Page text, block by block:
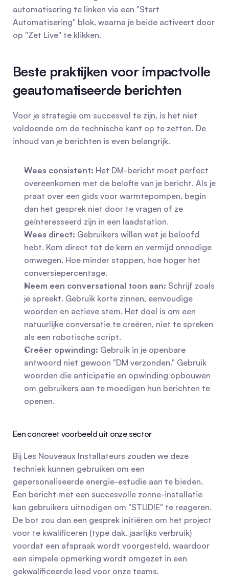
automatisering te linken via een "Start
Automatisering" blok, waarna je beide activeert door
op "Zet Live" te klikken.
Beste praktijken voor impactvolle
geautomatiseerde berichten
Voor je strategie om succesvol te zijn, is het niet
voldoende om de technische kant op te zetten. De
inhoud van je berichten is even belangrijk.
Wees consistent: Het DM-bericht moet perfect
overeenkomen met de belofte van je bericht. Als je
praat over een gids voor warmtepompen, begin
dan het gesprek niet door te vragen of ze
geïnteresseerd zijn in een laadstation.
Wees direct: Gebruikers willen wat je beloofd
hebt. Kom direct tot de kern en vermijd onnodige
omwegen. Hoe minder stappen, hoe hoger het
conversiepercentage.
Neem een conversational toon aan: Schrijf zoals
je spreekt. Gebruik korte zinnen, eenvoudige
woorden en actieve stem. Het doel is om een
natuurlijke conversatie te creëren, niet te spreken
als een robotische script.
Creëer opwinding: Gebruik in je openbare
antwoord niet gewoon "DM verzonden." Gebruik
woorden die anticipatie en opwinding opbouwen
om gebruikers aan te moedigen hun berichten te
openen.
Een concreet voorbeeld uit onze sector
Bij Les Nouveaux Installateurs zouden we deze
techniek kunnen gebruiken om een
gepersonaliseerde energie-estudie aan te bieden.
Een bericht met een succesvolle zonne-installatie
kan gebruikers uitnodigen om "STUDIE" te reageren.
De bot zou dan een gesprek initiëren om het project
voor te kwalificeren (type dak, jaarlijks verbruik)
voordat een afspraak wordt voorgesteld, waardoor
een simpele opmerking wordt omgezet in een
gekwalificeerde lead voor onze teams.